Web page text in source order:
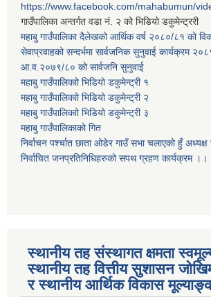
https://www.facebook.com/mahabumun/
गाउँपालिका अन्तर्गत वडा नं. २ को भिडियो डकुमेन्ट्ररी
महाबु गाउँपालिका दैलेखको आर्थिक वर्ष २०८०/८१ को
सेवाप्रवाहको सन्दर्भमा सार्वजनिक सुनुवाई कार्यक्रम
आ.व.२०७९/८० को सार्वजनि सुनुवाई
महाबु गाउँपालिकाो भिडियो डकुमेन्ट्री १
महाबु गाउँपालिकाो भिडियो डकुमेन्ट्री २
महाबु गाउँपालिकाो भिडियो डकुमेन्ट्री ३
महाबु गाउँपालिकाको गित
निर्वाचन पर्श्चात छाता ओडेर गाउँ सभा चलाएको हुँ अध्यक्ष
निर्वाचित जनप्रतिनिधिहरुको सपथ ग्रहण कार्यक्रम ।।
स्थानीय तह संस्थागत क्षमता
स्थानीय तह वित्तीय सुशासन
र स्थानीय आर्थिक विकास